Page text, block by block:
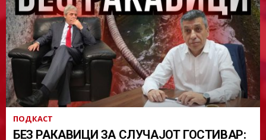
ПОДКАСТ
БЕЗ РАКАВИЦИ ЗА СЛУЧАЈОТ ГОСТИВАР: